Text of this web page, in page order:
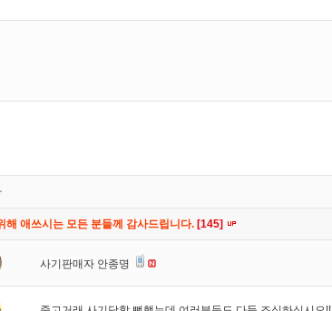
해 애쓰시는 모든 분들께 감사드립니다. [145]
사기판매자 안종명